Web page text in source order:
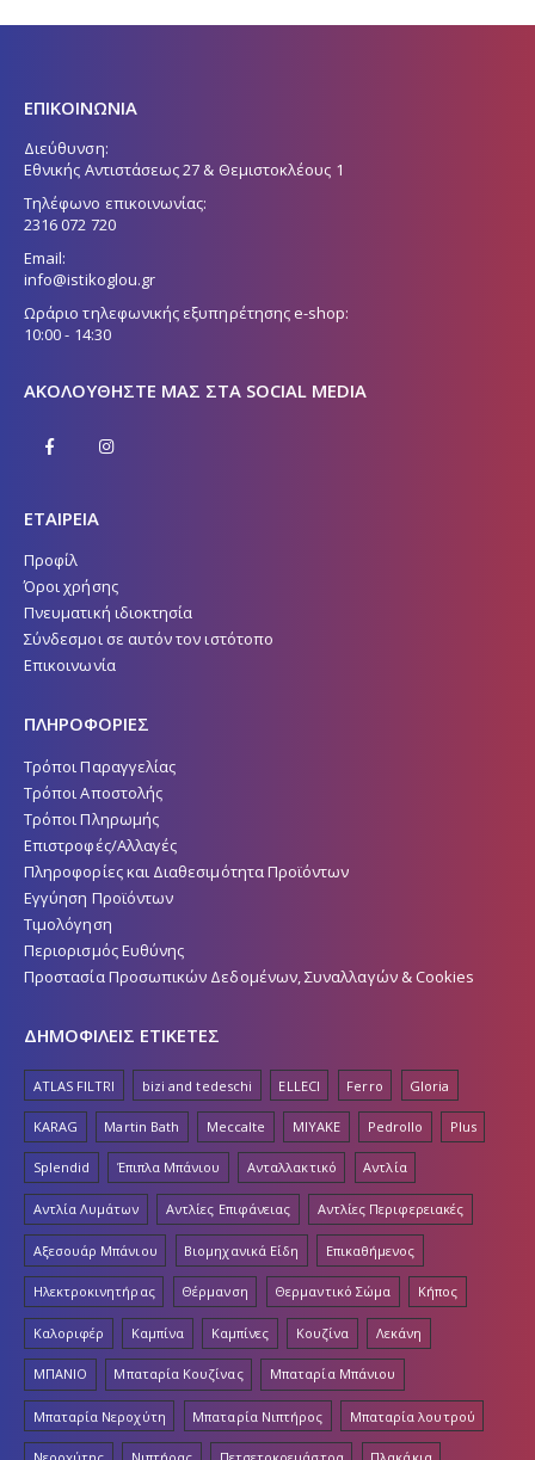
ΕΠΙΚΟΙΝΩΝΙΑ
Διεύθυνση:
Εθνικής Αντιστάσεως 27 & Θεμιστοκλέους 1
Τηλέφωνο επικοινωνίας:
2316 072 720
Email:
info@istikoglou.gr
Ωράριο τηλεφωνικής εξυπηρέτησης e-shop:
10:00 - 14:30
ΑΚΟΛΟΥΘΉΣΤΕ ΜΑΣ ΣΤΑ SOCIAL MEDIA
ΕΤΑΙΡΕΙΑ
Προφίλ
Όροι χρήσης
Πνευματική ιδιοκτησία
Σύνδεσμοι σε αυτόν τον ιστότοπο
Επικοινωνία
ΠΛΗΡΟΦΟΡΙΕΣ
Τρόποι Παραγγελίας
Τρόποι Αποστολής
Τρόποι Πληρωμής
Επιστροφές/Αλλαγές
Πληροφορίες και Διαθεσιμότητα Προϊόντων
Εγγύηση Προϊόντων
Τιμολόγηση
Περιορισμός Ευθύνης
Προστασία Προσωπικών Δεδομένων, Συναλλαγών & Cookies
ΔΗΜΟΦΙΛΕΙΣ ΕΤΙΚΕΤΕΣ
ATLAS FILTRI bizi and tedeschi ELLECI Ferro Gloria
KARAG Martin Bath Meccalte MIYAKE Pedrollo Plus
Splendid Έπιπλα Μπάνιου Ανταλλακτικό Αντλία
Αντλία Λυμάτων Αντλίες Επιφάνειας Αντλίες Περιφερειακές
Αξεσουάρ Μπάνιου Βιομηχανικά Είδη Επικαθήμενος
Ηλεκτροκινητήρας Θέρμανση Θερμαντικό Σώμα Κήπος
Καλοριφέρ Καμπίνα Καμπίνες Κουζίνα Λεκάνη
ΜΠΑΝΙΟ Μπαταρία Κουζίνας Μπαταρία Μπάνιου
Μπαταρία Νεροχύτη Μπαταρία Νιπτήρος Μπαταρία λουτρού